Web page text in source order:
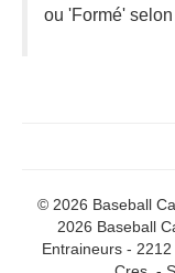
ou 'Formé'
© 2026 Baseball
2026 Baseball
Entraineurs - 2212